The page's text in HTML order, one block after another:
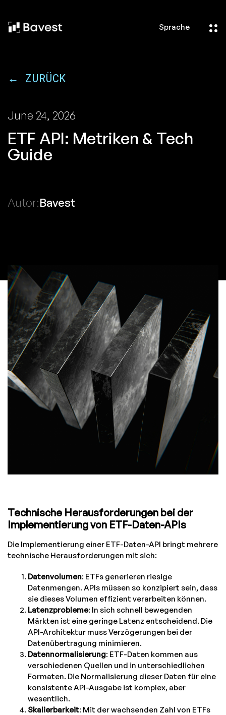
Sprache
← ZURÜCK
June 24, 2026
ETF API: Metriken & Tech
Guide
Autor:Bavest
Technische Herausforderungen bei der
Implementierung von ETF-Daten-APIs
Die Implementierung einer ETF-Daten-API bringt mehrere
technische Herausforderungen mit sich:
Datenvolumen: ETFs generieren riesige
Datenmengen. APIs müssen so konzipiert sein, dass
sie dieses Volumen effizient verarbeiten können.
Latenzprobleme: In sich schnell bewegenden
Märkten ist eine geringe Latenz entscheidend. Die
API-Architektur muss Verzögerungen bei der
Datenübertragung minimieren.
Datennormalisierung: ETF-Daten kommen aus
verschiedenen Quellen und in unterschiedlichen
Formaten. Die Normalisierung dieser Daten für eine
konsistente API-Ausgabe ist komplex, aber
wesentlich.
Skalierbarkeit: Mit der wachsenden Zahl von ETFs